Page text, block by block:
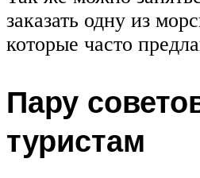
заказать одну из
которые часто
Пару
туристам